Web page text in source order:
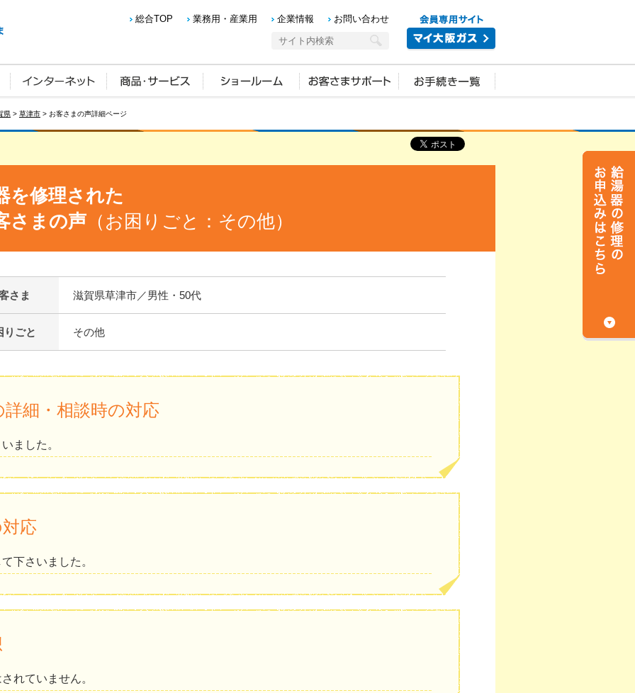
総合TOP 業務用・産業用 企業情報 お問い合わせ
県 > 草津市 > お客さまの声詳細ページ
を修理された
さまの声 （お困りごと：その他）
さま 滋賀県草津市／男性・50代
りごと その他
細・相談時の対応
ました。
応
下さいました。
れていません。